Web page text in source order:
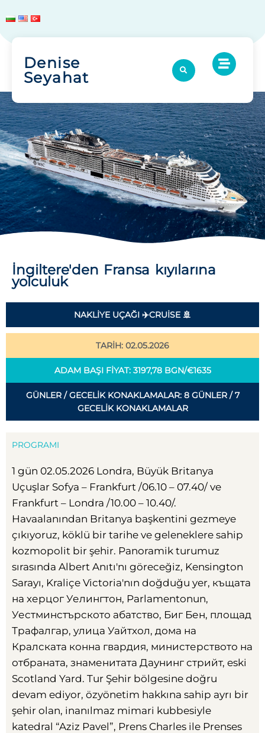
Denise
Seyahat
İngiltere'den Fransa kıyılarına
yolculuk
NAKLIYE UÇAĞI ✈️CRUISE 🚢
TARİH: 02.05.2026
ADAM BAŞI FIYAT: 3197,78 BGN/€1635
GÜNLER / GECELIK KONAKLAMALAR: 8 GÜNLER / 7
GECELIK KONAKLAMALAR
PROGRAMI
1 gün 02.05.2026 Londra, Büyük Britanya
Uçuşlar Sofya – Frankfurt /06.10 – 07.40/ ve
Frankfurt – Londra /10.00 – 10.40/.
Havaalanından Britanya başkentini gezmeye
çıkıyoruz, köklü bir tarihe ve geleneklere sahip
kozmopolit bir şehir. Panoramik turumuz
sırasında Albert Anıtı'nı göreceğiz, Kensington
Sarayı, Kraliçe Victoria'nın doğduğu yer, къщата
на херцог Уелингтон, Parlamentonun,
Уестминстърското абатство, Биг Бен, площад
Трафалгар, улица Уайтхол, дома на
Кралската конна гвардия, министерството на
отбраната, знаменитата Даунинг стрийт, eski
Scotland Yard. Tur Şehir bölgesine doğru
devam ediyor, özyönetim hakkına sahip ayrı bir
şehir olan, inanılmaz mimari kubbesiyle
katedral “Aziz Pavel”, Prens Charles ile Prenses